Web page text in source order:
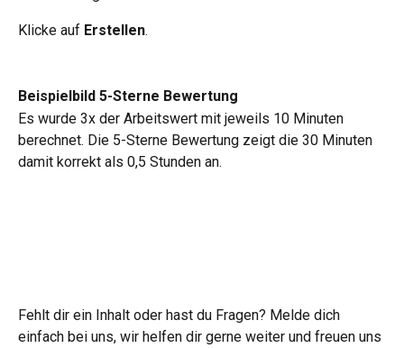
Klicke auf Erstellen.
Beispielbild 5-Sterne Bewertung
Es wurde 3x der Arbeitswert mit jeweils 10 Minuten
berechnet. Die 5-Sterne Bewertung zeigt die 30 Minuten
damit korrekt als 0,5 Stunden an.
Fehlt dir ein Inhalt oder hast du Fragen? Melde dich
einfach bei uns, wir helfen dir gerne weiter und freuen uns